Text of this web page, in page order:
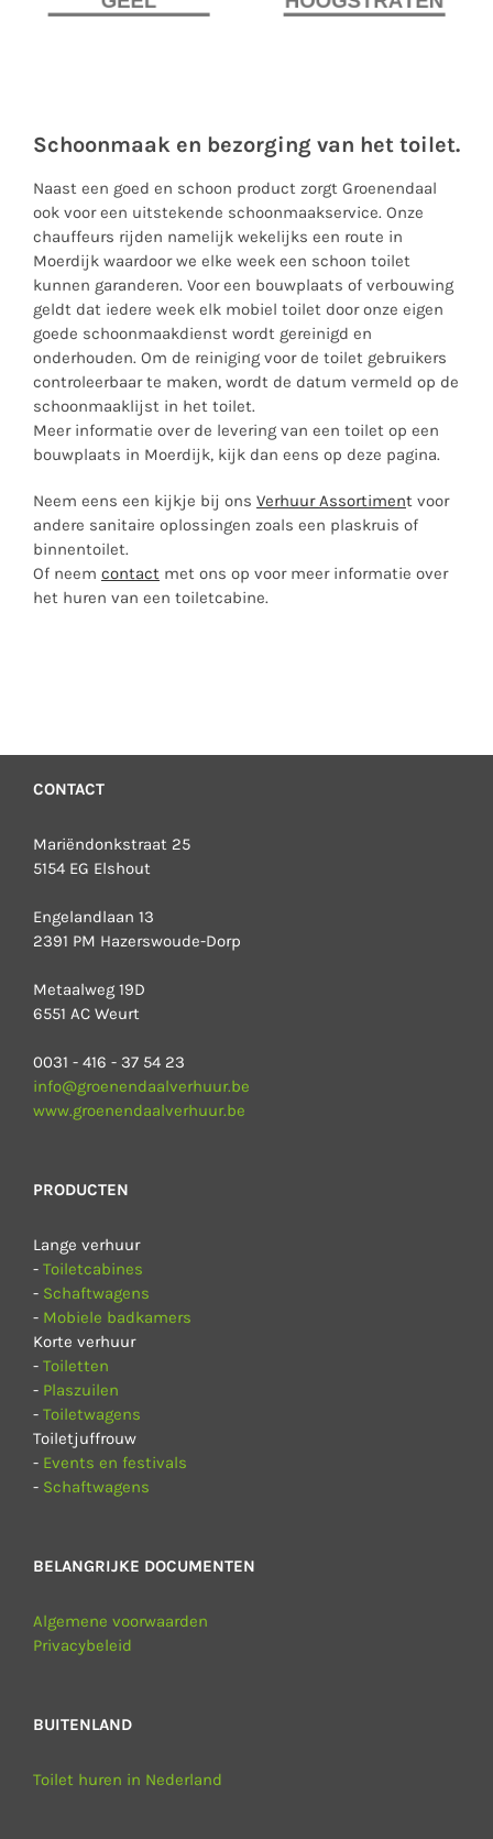
Schoonmaak en bezorging van het toilet.
Naast een goed en schoon product zorgt Groenendaal
ook voor een uitstekende schoonmaakservice. Onze
chauffeurs rijden namelijk wekelijks een route in
Moerdijk waardoor we elke week een schoon toilet
kunnen garanderen. Voor een bouwplaats of verbouwing
geldt dat iedere week elk mobiel toilet door onze eigen
goede schoonmaakdienst wordt gereinigd en
onderhouden. Om de reiniging voor de toilet gebruikers
controleerbaar te maken, wordt de datum vermeld op de
schoonmaaklijst in het toilet.
Meer informatie over de levering van een toilet op een
bouwplaats in Moerdijk, kijk dan eens op deze pagina.
Neem eens een kijkje bij ons Verhuur Assortiment voor
andere sanitaire oplossingen zoals een plaskruis of
binnentoilet.
Of neem contact met ons op voor meer informatie over
het huren van een toiletcabine.
CONTACT
Mariëndonkstraat 25
5154 EG Elshout
Engelandlaan 13
2391 PM Hazerswoude-Dorp
Metaalweg 19D
6551 AC Weurt
0031 - 416 - 37 54 23
info@groenendaalverhuur.be
www.groenendaalverhuur.be
PRODUCTEN
Lange verhuur
- Toiletcabines
- Schaftwagens
- Mobiele badkamers
Korte verhuur
- Toiletten
- Plaszuilen
- Toiletwagens
Toiletjuffrouw
- Events en festivals
- Schaftwagens
BELANGRIJKE DOCUMENTEN
Algemene voorwaarden
Privacybeleid
BUITENLAND
Toilet huren in Nederland